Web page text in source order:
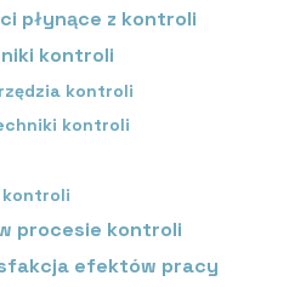
płynące z kontroli
kontroli
kontroli
kontroli
kontroli
procesie kontroli
efektów pracy